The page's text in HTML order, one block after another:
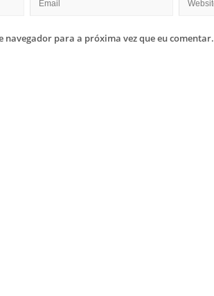
navegador para a próxima vez que eu comentar.